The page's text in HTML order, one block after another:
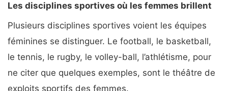
Les disciplines sportives où les femmes brillent
Plusieurs disciplines sportives voient les équipes
féminines se distinguer. Le football, le basketball,
le tennis, le rugby, le volley-ball, l’athlétisme, pour
ne citer que quelques exemples, sont le théâtre de
exploits sportifs des femmes.